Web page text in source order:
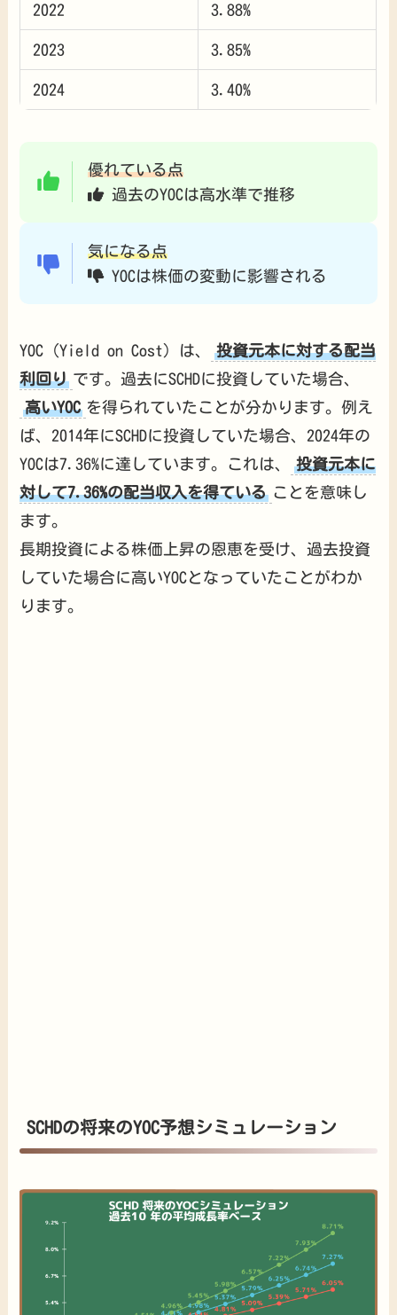
2022 3.88%
2023 3.85%
2024 3.40%
優れている点
過去のYOCは高水準で推移
気になる点
YOCは株価の変動に影響される
YOC（Yield on Cost）は、
投資元本に対する配当
利回り です。過去にSCHDに投資していた場合、
高いYOC を得られていたことが分かります。例え
ば、2014年にSCHDに投資していた場合、2024年の
YOCは7.36%に達しています。これは、
投資元本に
対して7.36%の配当収入を得ている ことを意味し
ます。
長期投資による株価上昇の恩恵を受け、過去投資
していた場合に高いYOCとなっていたことがわか
ります。
SCHDの将来のYOC予想シミュレーション